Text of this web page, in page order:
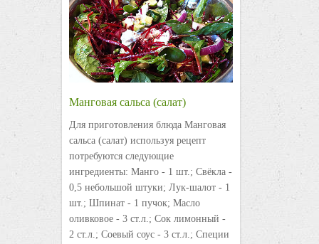
Манговая сальса (салат)
Для приготовления блюда Манговая
сальса (салат) используя рецепт
потребуются следующие
ингредиенты: Манго - 1 шт.; Свёкла -
0,5 небольшой штуки; Лук-шалот - 1
шт.; Шпинат - 1 пучок; Масло
оливковое - 3 ст.л.; Сок лимонный -
2 ст.л.; Соевый соус - 3 ст.л.; Специи